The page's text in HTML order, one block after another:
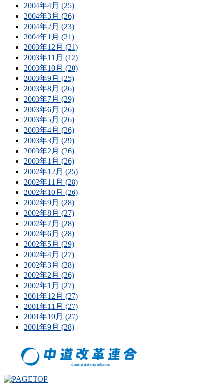
2004年4月 (25)
2004年3月 (26)
2004年2月 (23)
2004年1月 (21)
2003年12月 (21)
2003年11月 (12)
2003年10月 (20)
2003年9月 (25)
2003年8月 (26)
2003年7月 (29)
2003年6月 (26)
2003年5月 (26)
2003年4月 (26)
2003年3月 (29)
2003年2月 (26)
2003年1月 (26)
2002年12月 (25)
2002年11月 (28)
2002年10月 (26)
2002年9月 (28)
2002年8月 (27)
2002年7月 (28)
2002年6月 (28)
2002年5月 (29)
2002年4月 (27)
2002年3月 (28)
2002年2月 (26)
2002年1月 (27)
2001年12月 (27)
2001年11月 (27)
2001年10月 (27)
2001年9月 (28)